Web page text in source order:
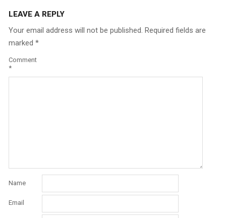
LEAVE A REPLY
Your email address will not be published. Required fields are
marked *
Comment
*
Name
Email